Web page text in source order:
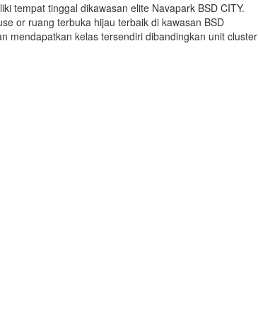
tempat tinggal dikawasan elite Navapark BSD CITY.
or ruang terbuka hijau terbaik di kawasan BSD
mendapatkan kelas tersendiri dibandingkan unit cluster